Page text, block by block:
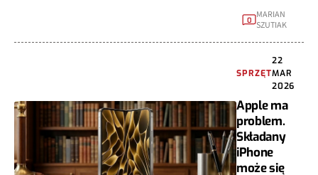
0
MARIAN
SZUTIAK
SPRZĘT
22
MAR
2026
Apple ma
problem.
Składany
iPhone
może się